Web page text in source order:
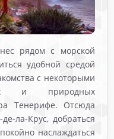
рядом с морской
удобной средой
с некоторыми
и природных
Тенерифе. Отсюда
ла-Крус, добраться
наслаждаться